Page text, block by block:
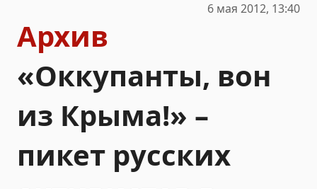
6 мая 2012, 13:40
Архив
«Оккупанты, вон
из Крыма!» –
пикет русских